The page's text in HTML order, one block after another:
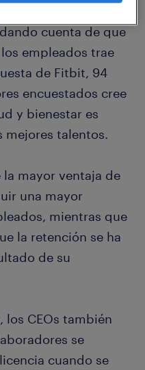
cuenta de que
empleados trae
de Fitbit, 94
encuestados cree
y bienestar es
mejores talentos.
mayor ventaja de
una mayor
mientras que
la retención se ha
de su
los CEOs también
se
cuando se